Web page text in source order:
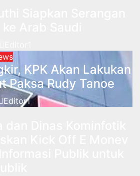
KPK Akan Lakukan
Paksa Rudy Tanoe
Editor1